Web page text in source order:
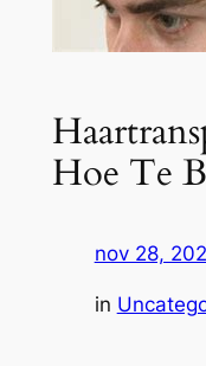
Hoe Te
nov 28,
in